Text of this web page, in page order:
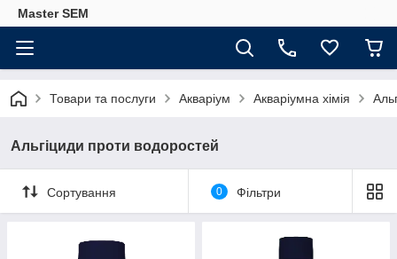
Master SEM
Товари та послуги Акваріум Акваріумна хімія
Альгіциди проти водоростей
Сортування 0 Фільтри